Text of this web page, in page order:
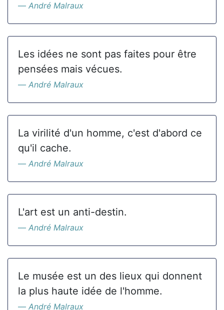
André Malraux
Les idées ne sont pas faites pour être
pensées mais vécues.
André Malraux
La virilité d'un homme, c'est d'abord ce
qu'il cache.
André Malraux
L'art est un anti-destin.
André Malraux
Le musée est un des lieux qui donnent
la plus haute idée de l'homme.
André Malraux